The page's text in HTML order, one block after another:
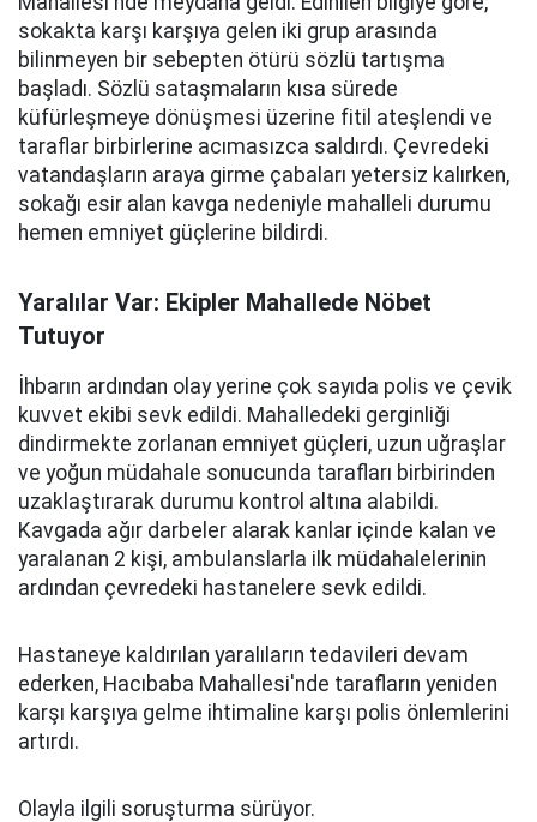
sokakta karşı karşıya gelen iki grup arasında
bilinmeyen bir sebepten ötürü sözlü tartışma
başladı. Sözlü sataşmaların kısa sürede
küfürleşmeye dönüşmesi üzerine fitil ateşlendi ve
taraflar birbirlerine acımasızca saldırdı. Çevredeki
vatandaşların araya girme çabaları yetersiz kalırken,
sokağı esir alan kavga nedeniyle mahalleli durumu
hemen emniyet güçlerine bildirdi.
Yaralılar Var: Ekipler Mahallede Nöbet
Tutuyor
İhbarın ardından olay yerine çok sayıda polis ve çevik
kuvvet ekibi sevk edildi. Mahalledeki gerginliği
dindirmekte zorlanan emniyet güçleri, uzun uğraşlar
ve yoğun müdahale sonucunda tarafları birbirinden
uzaklaştırarak durumu kontrol altına alabildi.
Kavgada ağır darbeler alarak kanlar içinde kalan ve
yaralanan 2 kişi, ambulanslarla ilk müdahalelerinin
ardından çevredeki hastanelere sevk edildi.
Hastaneye kaldırılan yaralıların tedavileri devam
ederken, Hacıbaba Mahallesi'nde tarafların yeniden
karşı karşıya gelme ihtimaline karşı polis önlemlerini
artırdı.
Olayla ilgili soruşturma sürüyor.